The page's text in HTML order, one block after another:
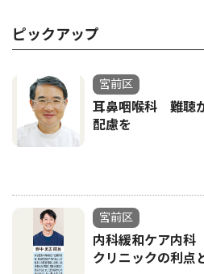
ピックアップ
宮前区
耳鼻咽喉科 難聴
配慮を
宮前区
内科緩和ケア内
クリニックの利点